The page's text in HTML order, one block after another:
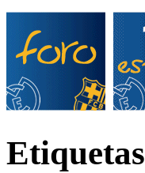
Etiquetas